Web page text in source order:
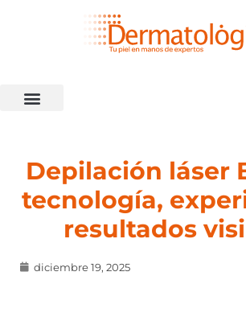
Depilación láser
tecnología,
resultados
diciembre 19, 2025